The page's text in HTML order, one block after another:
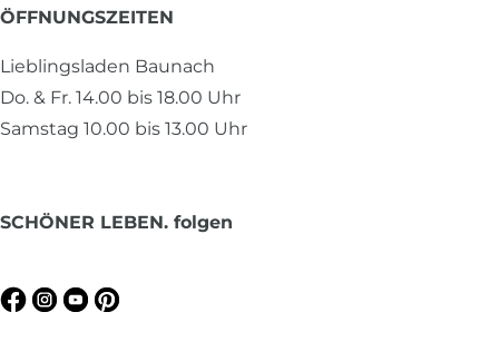
ÖFFNUNGSZEITEN
Lieblingsladen Baunach
Do. & Fr. 14.00 bis 18.00 Uhr
Samstag 10.00 bis 13.00 Uhr
SCHÖNER LEBEN. folgen